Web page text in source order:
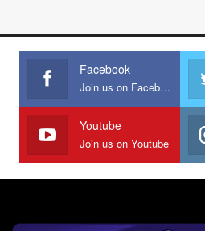
Facebook
Join us on Facebook
Youtube
Join us on Youtube